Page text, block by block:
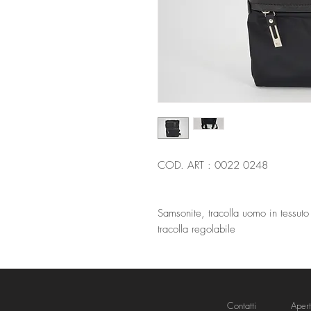
COD. ART : 0022 0248
Samsonite, tracolla uomo in
tracolla regolabile
Contatti